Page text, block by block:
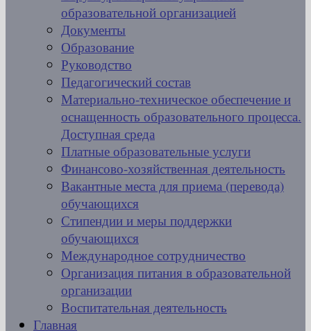
образовательной организацией
Документы
Образование
Руководство
Педагогический состав
Материально-техническое обеспечение и
оснащенность образовательного процесса.
Доступная среда
Платные образовательные услуги
Финансово-хозяйственная деятельность
Вакантные места для приема (перевода)
обучающихся
Стипендии и меры поддержки
обучающихся
Международное сотрудничество
Организация питания в образовательной
организации
Воспитательная деятельность
Главная